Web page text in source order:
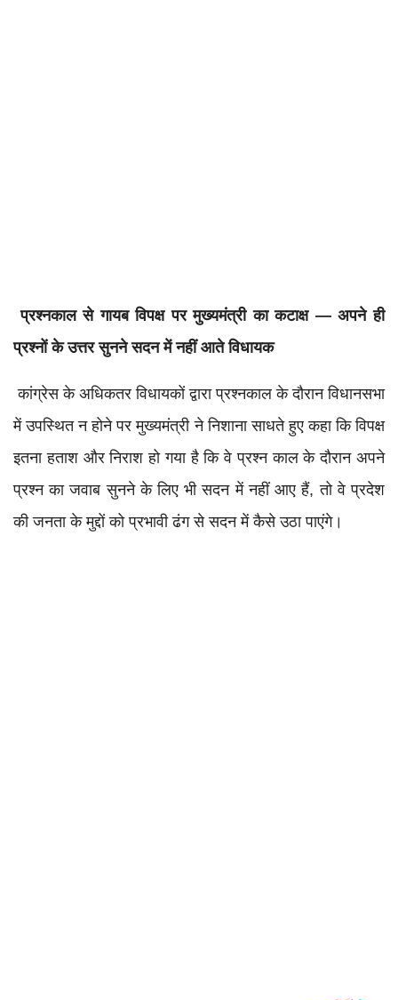
प्रश्नकाल से गायब विपक्ष पर मुख्यमंत्री का कटाक्ष — अपने ही
प्रश्नों के उत्तर सुनने सदन में नहीं आते विधायक
कांग्रेस के अधिकतर विधायकों द्वारा प्रश्नकाल के दौरान विधानसभा
में उपस्थित न होने पर मुख्यमंत्री ने निशाना साधते हुए कहा कि विपक्ष
इतना हताश और निराश हो गया है कि वे प्रश्न काल के दौरान अपने
प्रश्न का जवाब सुनने के लिए भी सदन में नहीं आए हैं, तो वे प्रदेश
की जनता के मुद्दों को प्रभावी ढंग से सदन में कैसे उठा पाएंगे।